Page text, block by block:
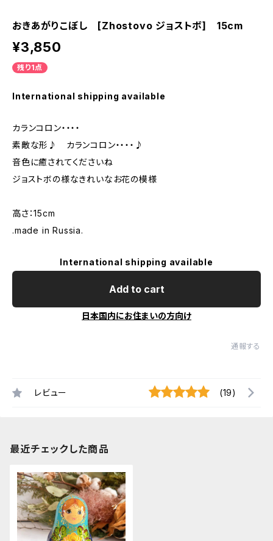
おきあがりこぼし [Zhostovo ジョストボ] 15cm
¥3,850
残り1点
International shipping available
カランコロン・・・・
素敵な形♪ カランコロン・・・・♪
音色に癒されてくださいね
ジョストボの様なきれいなお花の模様
高さ：15cm
.made in Russia.
International shipping available
Add to cart
日本国内にお住まいの方向け
通報する
レビュー (19)
最近チェックした商品